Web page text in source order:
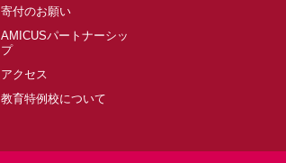
寄付のお願い
AMICUSパートナーシッ
プ
アクセス
教育特例校について